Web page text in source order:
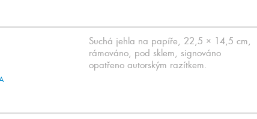
Suchá jehla na papíře, 22,5 × 14,5 cm,
rámováno, pod sklem, signováno
opatřeno autorským razítkem.